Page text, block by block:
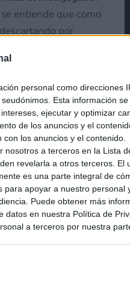
personal como direcciones
Esta información
ejecutar y optimizar
de los anuncios y el
los anuncios y el contenido.
nosotros a terceros en la Lista
revelarla a otros terceros. El
es una parte integral de
para apoyar a nuestro personal
Puede obtener más
en nuestra Política de
a terceros por nuestra
por nosotros o en
se entiende que como
por
también se ha
2, algunas
versión para la
Nintendo
al apartado
de